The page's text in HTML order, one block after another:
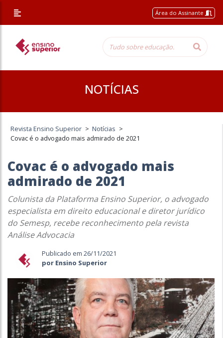
Área do Assinante
NOTÍCIAS
Revista Ensino Superior > Notícias >
Covac é o advogado mais admirado de 2021
Covac é o advogado mais
admirado de 2021
Colunista da Plataforma Ensino Superior, o advogado
especialista em direito educacional e diretor jurídico
do Semesp, recebe reconhecimento pela revista
Análise Advocacia
Publicado em 26/11/2021
por Ensino Superior